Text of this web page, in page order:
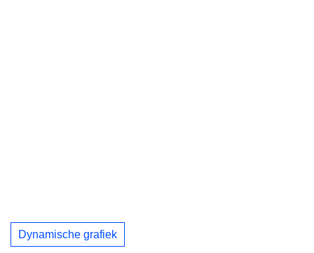
Dynamische grafiek